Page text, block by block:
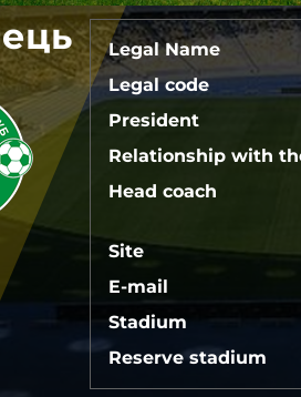
Legal Name
Legal code
President
Relationship with
Head coach
Site
E-mail
Stadium
Reserve stadium